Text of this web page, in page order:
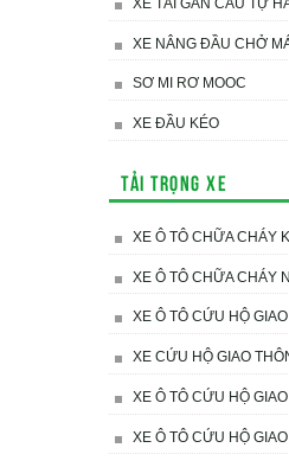
XE NÂNG ĐẦU CHỞ
SƠ MI RƠ MOOC
XE ĐẦU KÉO
Tải trọng xe
XE Ô TÔ CHỮA CHÁY
XE Ô TÔ CHỮA CHÁY
XE Ô TÔ CỨU HỘ
XE CỨU HỘ GIAO
XE Ô TÔ CỨU HỘ
XE Ô TÔ CỨU HỘ